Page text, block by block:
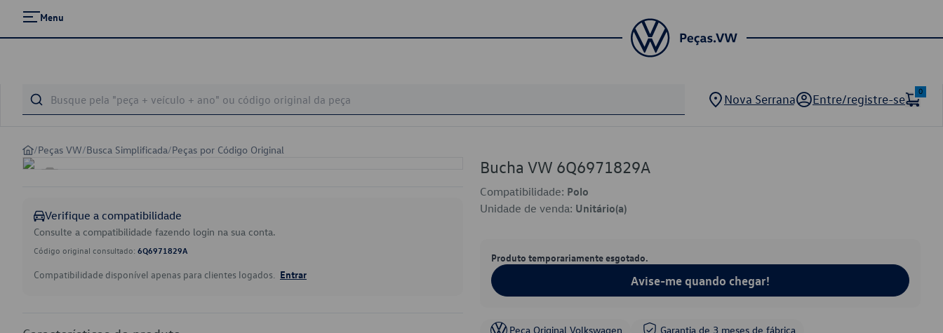
Menu
Nova Serrana Entre/registre-se
0
/Peças VW/Busca Simplificada/Peças por Código Original
Verifique a compatibilidade
Consulte a compatibilidade fazendo login na sua conta.
Código original consultado: 6Q6971829A
Compatibilidade disponível apenas para clientes logados. Entrar
Bucha VW 6Q6971829A
Compatibilidade: Polo
Unidade de venda: Unitário(a)
Produto temporariamente esgotado.
Avise-me quando chegar!
Peça Original Volkswagen Garantia de 3 meses de fábrica